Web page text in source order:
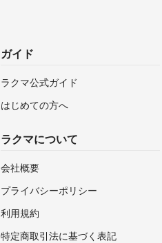
ガイド
ラクマ公式ガイド
はじめての方へ
ラクマについて
会社概要
プライバシーポリシー
利用規約
特定商取引法に基づく表記